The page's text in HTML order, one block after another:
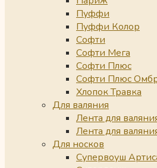
Пуффи
Пуффи Колор
Софти
Софти Мега
Софти Плюс
Софти Плюс
Хлопок Травка
Для валяния
Лента для
Лента для
Для носков
Супервоуш